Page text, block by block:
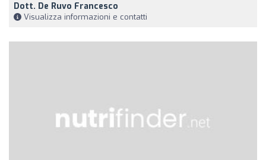
Dott. De Ruvo Francesco
Visualizza informazioni e contatti